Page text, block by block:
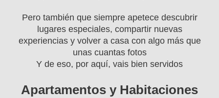
Pero también que siempre apetece descubrir
lugares especiales, compartir nuevas
experiencias y volver a casa con algo más que
unas cuantas fotos
Y de eso, por aquí, vais bien servidos
Apartamentos y Habitaciones